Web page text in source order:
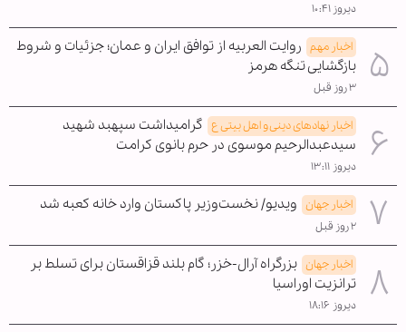
دیروز ۱۰:۴۱
اخبار مهم روایت العربیه از توافق ایران و عمان؛ جزئیات و شروط
بازگشایی تنگه هرمز
۳ روز قبل
اخبار نهادهای دینی و اهل بیتی ع گرامیداشت سپهبد شهید
سیدعبدالرحیم موسوی در حرم بانوی کرامت
دیروز ۱۳:۱۱
اخبار جهان ویدیو/ نخست‌وزیر پاکستان وارد خانه کعبه شد
۲ روز قبل
اخبار جهان بزرگراه آرال-خزر؛ گام بلند قزاقستان برای تسلط بر
ترانزیت اوراسیا
دیروز ۱۸:۱۶